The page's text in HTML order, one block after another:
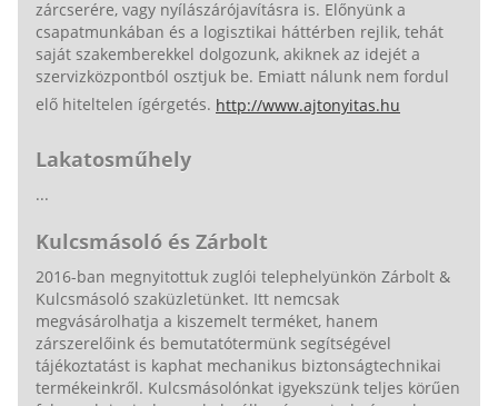
zárcserére, vagy nyílászárójavításra is. Előnyünk a
csapatmunkában és a logisztikai háttérben rejlik, tehát
saját szakemberekkel dolgozunk, akiknek az idejét a
szervizközpontból osztjuk be. Emiatt nálunk nem fordul
elő hiteltelen ígérgetés. http://www.ajtonyitas.hu
Lakatosműhely
...
Kulcsmásoló és Zárbolt
2016-ban megnyitottuk zuglói telephelyünkön Zárbolt &
Kulcsmásoló szaküzletünket. Itt nemcsak
megvásárolhatja a kiszemelt terméket, hanem
zárszerelőink és bemutatótermünk segítségével
tájékoztatást is kaphat mechanikus biztonságtechnikai
termékeinkről. Kulcsmásolónkat igyekszünk teljes körűen